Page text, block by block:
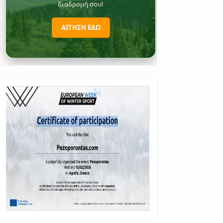
διαδρομή σου!
ΑΙΤΗΣΗ ΕΔΩ